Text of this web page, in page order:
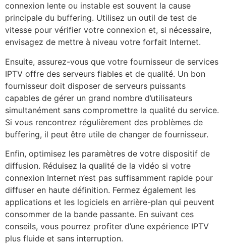
connexion lente ou instable est souvent la cause
principale du buffering. Utilisez un outil de test de
vitesse pour vérifier votre connexion et, si nécessaire,
envisagez de mettre à niveau votre forfait Internet.
Ensuite, assurez-vous que votre fournisseur de services
IPTV offre des serveurs fiables et de qualité. Un bon
fournisseur doit disposer de serveurs puissants
capables de gérer un grand nombre d’utilisateurs
simultanément sans compromettre la qualité du service.
Si vous rencontrez régulièrement des problèmes de
buffering, il peut être utile de changer de fournisseur.
Enfin, optimisez les paramètres de votre dispositif de
diffusion. Réduisez la qualité de la vidéo si votre
connexion Internet n’est pas suffisamment rapide pour
diffuser en haute définition. Fermez également les
applications et les logiciels en arrière-plan qui peuvent
consommer de la bande passante. En suivant ces
conseils, vous pourrez profiter d’une expérience IPTV
plus fluide et sans interruption.